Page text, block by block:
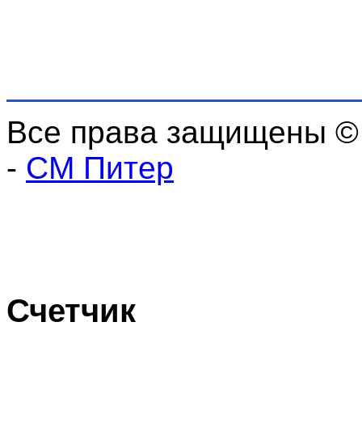
Все права защищены
- СМ Питер
Счетчик